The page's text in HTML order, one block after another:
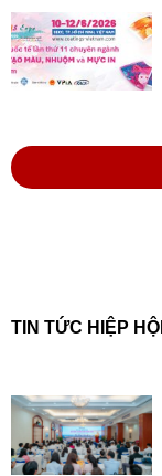
TIN TỨC HIỆP HỘI